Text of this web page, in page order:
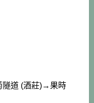
道 (酒莊)→果時